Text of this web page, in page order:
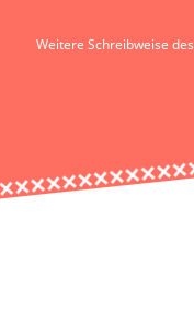
Weitere Schreibweise